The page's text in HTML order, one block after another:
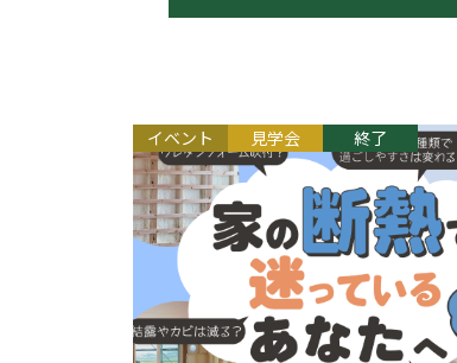
イベント 見学会 終了